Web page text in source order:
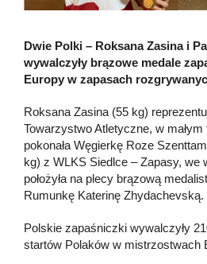
Dwie Polki – Roksana Zasina i
wywalczyły brązowe medale
Europy w zapasach
Roksana Zasina (55 kg)
Towarzystwo Atletyczne, w małym
pokonała Węgierkę Roze
kg) z WLKS Siedlce – Zapasy, we
położyła na plecy brązową
Rumunkę Katerinę Zhydachevską.
Polskie zapaśniczki wywalczyły
startów Polaków w mistrzostwach